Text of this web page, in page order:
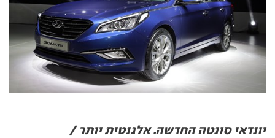
יונדאי סונטה החדשה. אלגנטית יותר /